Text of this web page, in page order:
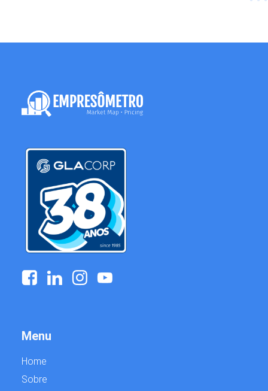
d
Menu
Home
Sobre